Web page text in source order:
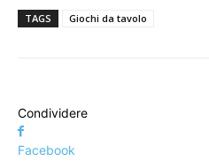
TAGS Giochi da tavolo
Condividere
Facebook